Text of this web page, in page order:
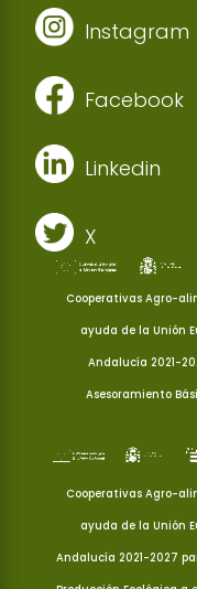
Instagram
Facebook
Linkedin
X
Cooperativas Agro-
ayuda de la Unión
Andalucía 2021-
Asesoramiento
Cooperativas Agro-
ayuda de la Unión
Andalucía 2021-2027